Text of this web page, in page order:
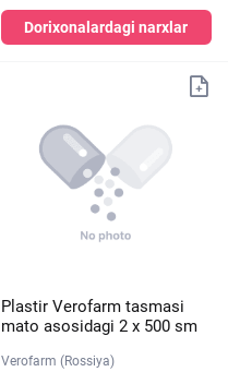
Dorixonalardagi narxlar
Plastir Verofarm tasmasi
mato asosidagi 2 х 500 sm
Verofarm (Rossiya)